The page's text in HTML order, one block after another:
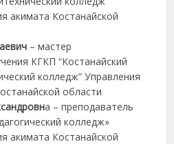
акимата Костанайской
– мастер
КГКП “Костанайский
колледж” Управления
области
а – преподаватель
колледж»
акимата Костанайской